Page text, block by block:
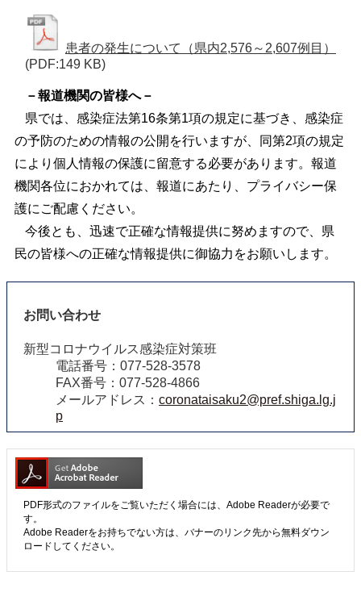
患者の発生について（県内2,576～2,607例目）
(PDF:149 KB)
－報道機関の皆様へ－
県では、感染症法第16条第1項の規定に基づき、感染症
の予防のための情報の公開を行いますが、同第2項の規定
により個人情報の保護に留意する必要があります。報道
機関各位におかれては、報道にあたり、プライバシー保
護にご配慮ください。
今後とも、迅速で正確な情報提供に努めますので、県
民の皆様への正確な情報提供に御協力をお願いします。
お問い合わせ
新型コロナウイルス感染症対策班
電話番号：077-528-3578
FAX番号：077-528-4866
メールアドレス： coronataisaku2@pref.shiga.lg.j
p
PDF形式のファイルをご覧いただく場合には、Adobe Readerが必要で
す。
Adobe Readerをお持ちでない方は、バナーのリンク先から無料ダウン
ロードしてください。